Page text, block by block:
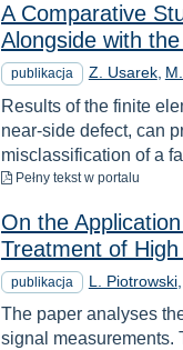
A Comparative
Alongside with
publikacja Z. Usarek
Results of the finite
near-side defect, can
misclassification of a
Pełny tekst do pobrania
w portalu
On the
Treatment of
publikacja L. Piotrowski
The paper analyses
signal measurements.